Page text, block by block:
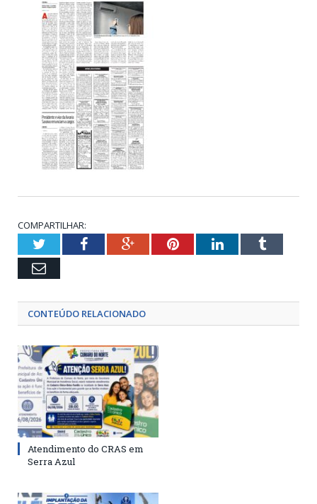
COMPARTILHAR:
TwitterFacebookGoogle+PinterestLinkedInTumblr
Email
CONTEÚDO RELACIONADO
Atendimento do CRAS em
Serra Azul